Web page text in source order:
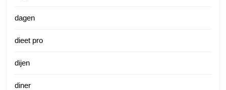
dagen
dieet pro
dijen
diner